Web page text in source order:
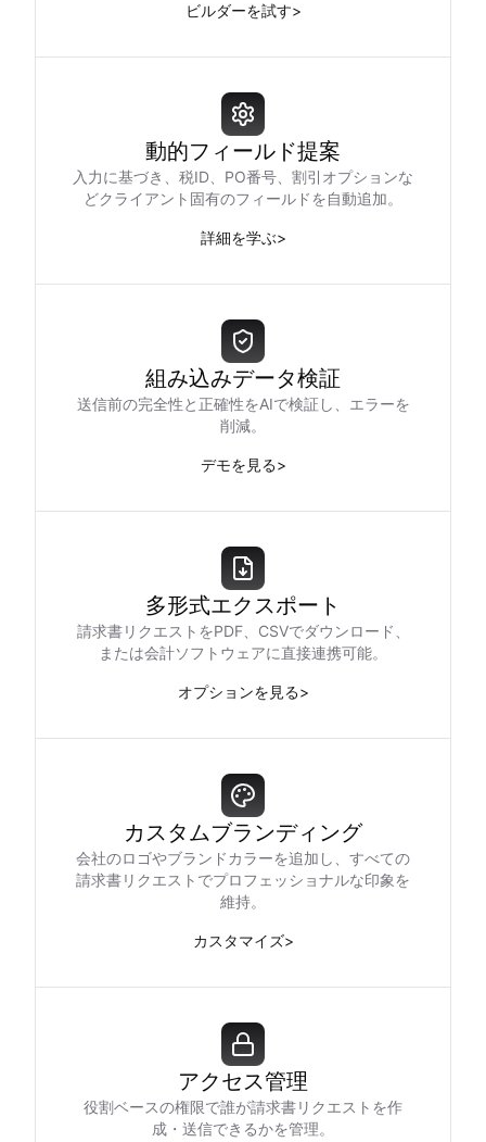
ビルダーを試す>
動的フィールド提案
入力に基づき、税ID、PO番号、割引オプションな
どクライアント固有のフィールドを自動追加。
詳細を学ぶ>
組み込みデータ検証
送信前の完全性と正確性をAIで検証し、エラーを
削減。
デモを見る>
多形式エクスポート
請求書リクエストをPDF、CSVでダウンロード、
または会計ソフトウェアに直接連携可能。
オプションを見る>
カスタムブランディング
会社のロゴやブランドカラーを追加し、すべての
請求書リクエストでプロフェッショナルな印象を
維持。
カスタマイズ>
アクセス管理
役割ベースの権限で誰が請求書リクエストを作
成・送信できるかを管理。